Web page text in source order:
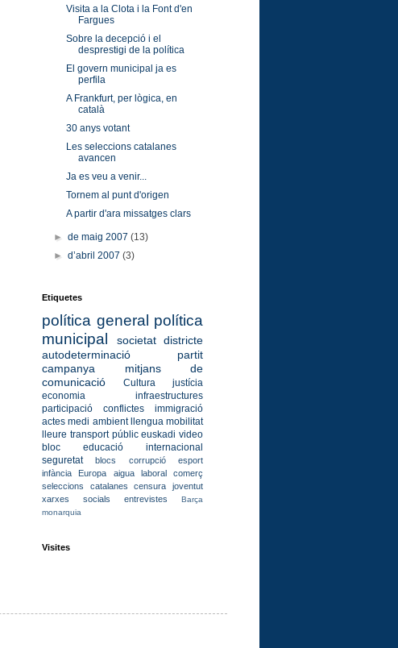
Visita a la Clota i la Font d'en
Fargues
Sobre la decepció i el
desprestigi de la política
El govern municipal ja es
perfila
A Frankfurt, per lògica, en
català
30 anys votant
Les seleccions catalanes
avancen
Ja es veu a venir...
Tornem al punt d'origen
A partir d'ara missatges clars
►de maig 2007(13)
►d’abril 2007(3)
Etiquetes
política general política
municipal
societat districte
autodeterminació
partit
campanya
mitjans de
comunicació
Cultura
justícia
economia
infraestructures
participació
conflictes
immigració
actes medi ambient llengua mobilitat
lleure transport públic euskadi video
bloc
educació
internacional
seguretat
blocs corrupció
esport
infància
Europa aigua laboral
comerç
seleccions catalanes
censura
joventut
xarxes socials
entrevistes
Barça
monarquia
Visites